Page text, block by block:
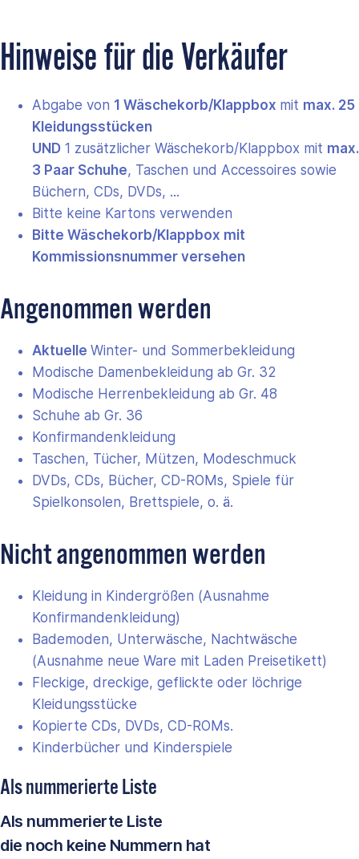
Hinweise für die Verkäufer
Abgabe von 1 Wäschekorb/Klappbox mit max. 25
Kleidungsstücken
UND 1 zusätzlicher Wäschekorb/Klappbox mit max.
3 Paar Schuhe, Taschen und Accessoires sowie
Büchern, CDs, DVDs, ...
Bitte keine Kartons verwenden
Bitte Wäschekorb/Klappbox mit
Kommissionsnummer versehen
Angenommen werden
Aktuelle Winter- und Sommerbekleidung
Modische Damenbekleidung ab Gr. 32
Modische Herrenbekleidung ab Gr. 48
Schuhe ab Gr. 36
Konfirmandenkleidung
Taschen, Tücher, Mützen, Modeschmuck
DVDs, CDs, Bücher, CD-ROMs, Spiele für
Spielkonsolen, Brettspiele, o. ä.
Nicht angenommen werden
Kleidung in Kindergrößen (Ausnahme
Konfirmandenkleidung)
Bademoden, Unterwäsche, Nachtwäsche
(Ausnahme neue Ware mit Laden Preisetikett)
Fleckige, dreckige, geflickte oder löchrige
Kleidungsstücke
Kopierte CDs, DVDs, CD-ROMs.
Kinderbücher und Kinderspiele
Als nummerierte Liste
Als nummerierte Liste
die noch keine Nummern hat